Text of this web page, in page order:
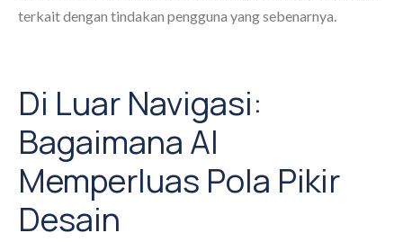
terkait dengan tindakan pengguna yang sebenarnya.
Di Luar Navigasi:
Bagaimana AI
Memperluas Pola Pikir
Desain